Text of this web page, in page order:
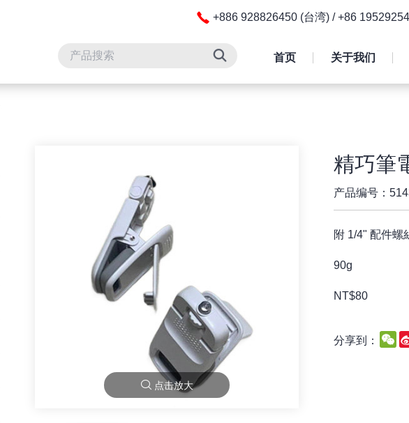
首页 关于我们
+886 928826450 (台湾) / +86
点击放大
精巧筆
产品编号：
附 1/4" 配件螺
90g
NT$80
分享到：